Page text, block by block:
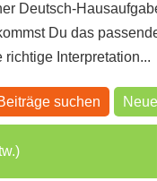
Deutsch-
Du das
richtige Interpretation...
suchen